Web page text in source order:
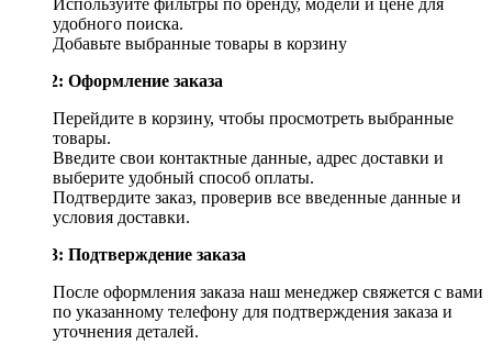
удобного поиска.
Добавьте выбранные товары в корзину
Шаг 2: Оформление заказа
Перейдите в корзину, чтобы просмотреть выбранные
товары.
Введите свои контактные данные, адрес доставки и
выберите удобный способ оплаты.
Подтвердите заказ, проверив все введенные данные и
условия доставки.
Шаг 3: Подтверждение заказа
После оформления заказа наш менеджер свяжется с вами
по указанному телефону для подтверждения заказа и
уточнения деталей.